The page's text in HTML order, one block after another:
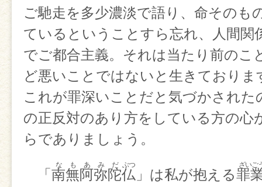
ご馳走を多少濃淡で語り、命そのも
ているということすら忘れ、人間関
でご都合主義。それは当たり前のこ
ど悪いことではないと生きておりま
これが罪深いことだと気づかされた
の正反対のあり方をしている方の心
らでありましょう。
「 南無阿弥陀仏 」は私が抱える罪